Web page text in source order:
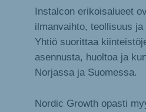
Instalcon erikoisalueet
ilmanvaihto, teollisuus
Yhtiö suorittaa
asennusta, huoltoa ja
Norjassa ja Suomessa.
Nordic Growth opasti